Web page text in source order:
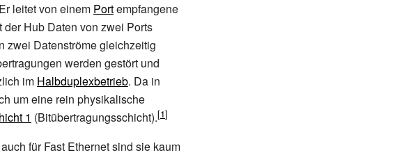
leitet von einem Portempfangene
Hub Daten von zwei Ports
zwei Datenströme gleichzeitig
werden gestört und
im Halbduplexbetrieb. Da in
um eine rein physikalische
1 (Bitübertragungsschicht).
für Fast Ethernet sind sie kaum